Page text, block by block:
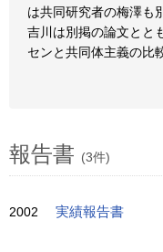
は共同研究者の梅澤も
吉川は別掲の論文とと
センと共同体主義の比
報告書 (3件)
2002 実績報告書